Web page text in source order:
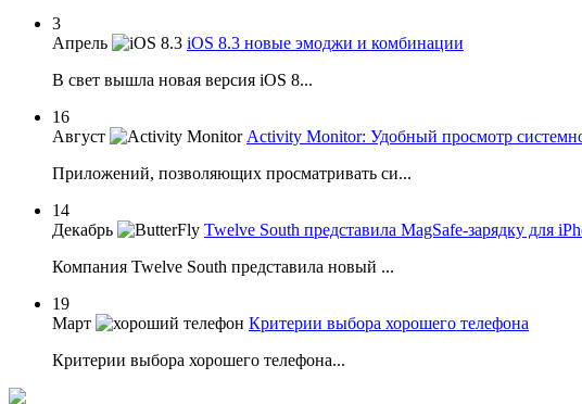
3
Апрель
iOS 8.3 новые эмоджи и комбинации
В свет вышла новая версия iOS 8...
16
Август
Activity Monitor: Удобный просмотр
Приложений, позволяющих просматривать си...
14
Декабрь
Twelve South представила MagSafe-зарядку для
Компания Twelve South представила новый ...
19
Март
Критерии выбора хорошего телефона
Критерии выбора хорошего телефона...